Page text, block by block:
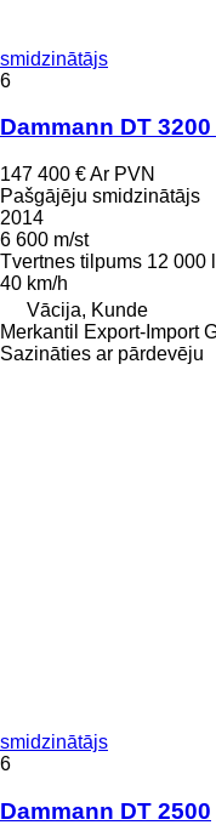
smidzinātājs
6
Dammann DT 3200
147 400 €Ar PVN
Pašgājēju smidzinātājs
2014
6 600 m/st
Tvertnes tilpums 12 000 l
40 km/h
Vācija, Kunde
Merkantil Export-Import
Sazināties ar pārdevēju
smidzinātājs
6
Dammann DT 2500